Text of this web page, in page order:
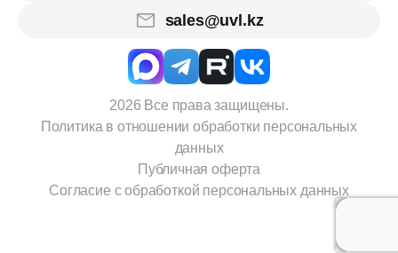
sales@uvl.kz
2026 Все права защищены.
Политика в отношении обработки персональных
данных
Публичная оферта
Согласие с обработкой персональных данных